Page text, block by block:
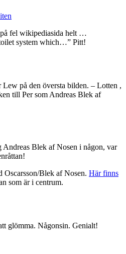
fel wikipediasida helt …
system which…” Pitt!
Lew på den översta bilden. – Lotten ,
till Per som Andreas Blek af
Andreas Blek af Nosen i någon, var
Oscarsson/Blek af Nosen. Här finns
som är i centrum.
glömma. Någonsin. Genialt!